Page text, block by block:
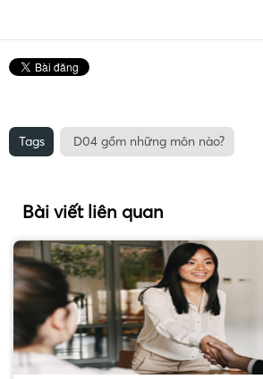
Tags D04 gồm những môn nào?
Bài viết liên quan